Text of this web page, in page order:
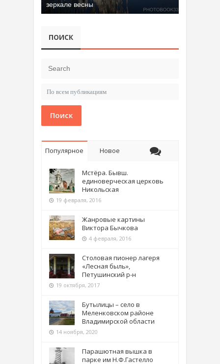
зеркале весны
ПОИСК
Поиск
Популярное Новое
Мстёра. Бывш.
единоверческая церковь
Никольская
19 февраля, 2016
Жанровые картины
Виктора Бычкова
4 февраля, 2016
Столовая пионер лагеря
«Лесная быль»,
Петушинский р-н
19 октября, 2017
Бутылицы – село в
Меленковском районе
Владимирской области
14 ноября, 2020
Парашютная вышка в
парке им Н.Ф.Гастелло